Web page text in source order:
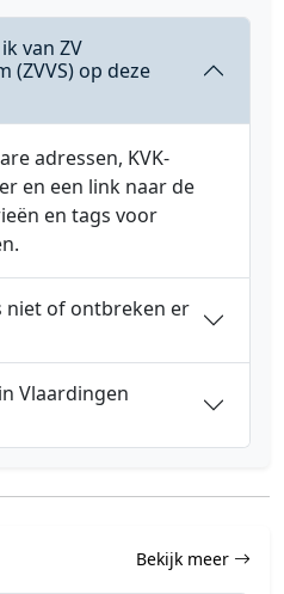
van ZV
(ZVVS) op deze
adressen, KVK-
en een link naar de
en tags voor
niet of ontbreken er
Vlaardingen
Bekijk meer